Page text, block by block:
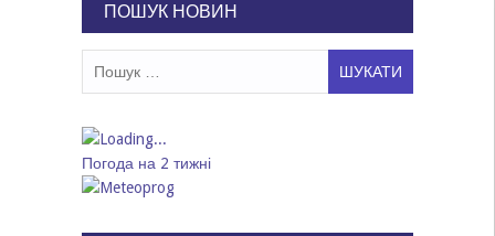
ПОШУК НОВИН
Погода на 2 тижні